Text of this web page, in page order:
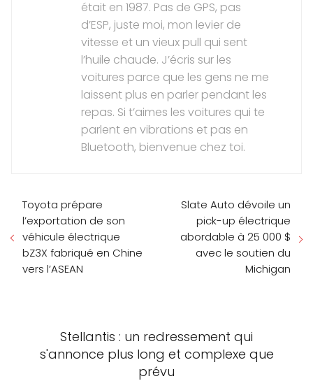
était en 1987. Pas de GPS, pas
d’ESP, juste moi, mon levier de
vitesse et un vieux pull qui sent
l’huile chaude. J’écris sur les
voitures parce que les gens ne me
laissent plus en parler pendant les
repas. Si t’aimes les voitures qui te
parlent en vibrations et pas en
Bluetooth, bienvenue chez toi.
Toyota prépare
l’exportation de son
véhicule électrique
bZ3X fabriqué en Chine
vers l’ASEAN
Slate Auto dévoile un
pick-up électrique
abordable à 25 000 $
avec le soutien du
Michigan
Stellantis : un redressement qui
s'annonce plus long et complexe que
prévu